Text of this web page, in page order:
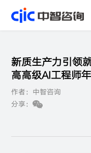
服务
行业
新质生产力引领
高高级AI工程师
作者：中智咨询
分享：